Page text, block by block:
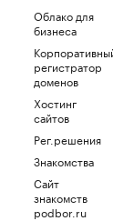
Облако для
бизнеса
регистратор
доменов
Хостинг
сайтов
Рег.решения
Знакомства
Сайт
знакомств
podbor.ru